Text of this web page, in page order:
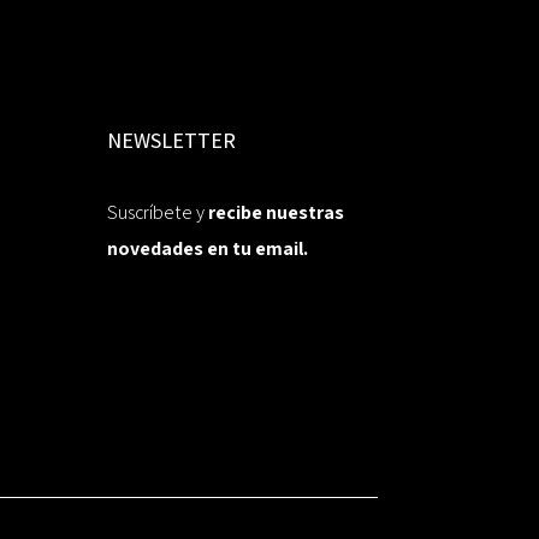
NEWSLETTER
Suscríbete yrecibe nuestras
novedades en tu email.